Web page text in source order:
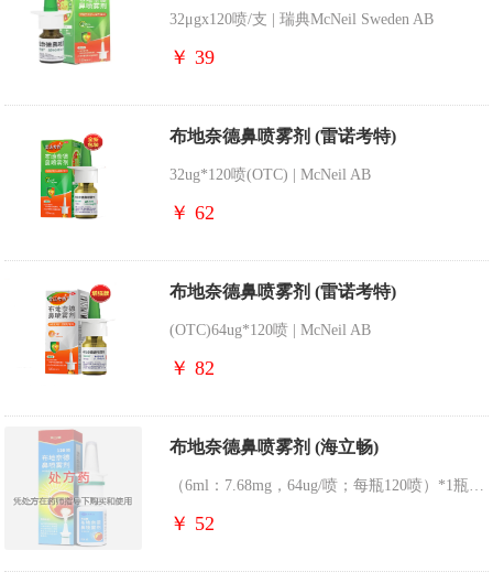
32μgx120喷/支 | 瑞典McNeil Sweden AB
￥ 39
布地奈德鼻喷雾剂 (雷诺考特)
32ug*120喷(OTC) | McNeil AB
￥ 62
布地奈德鼻喷雾剂 (雷诺考特)
(OTC)64ug*120喷 | McNeil AB
￥ 82
布地奈德鼻喷雾剂 (海立畅)
（6ml：7.68mg，64ug/喷；每瓶120喷）*1瓶 | 健桥信元医药生技股份健乔厂
￥ 52